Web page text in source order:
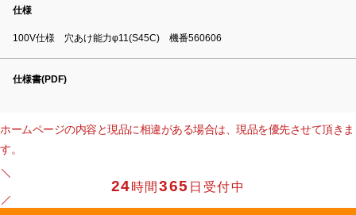
仕様
100V仕様 穴あけ能力φ11(S45C) 機番560606
仕様書(PDF)
ホームページの内容と現品に相違がある場合は、現品を優先させて頂きま
す。
24時間365 日受付中